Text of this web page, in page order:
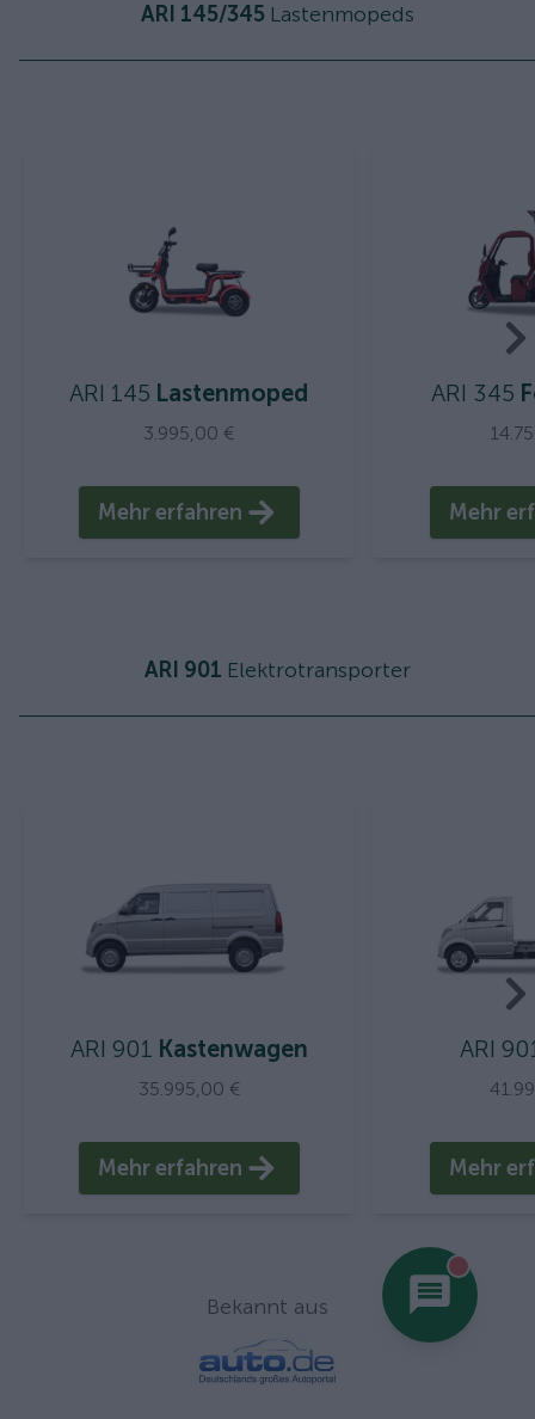
You
ARI 145/345 Lastenmopeds
ARI 145 Lastenmoped
3.995,00 €
Mehr erfahren
ARI 345
Mehr
ARI 901 Elektrotransporter
ARI 901 Kastenwagen
35.995,00 €
Mehr erfahren
ARI
Mehr
Bekannt aus